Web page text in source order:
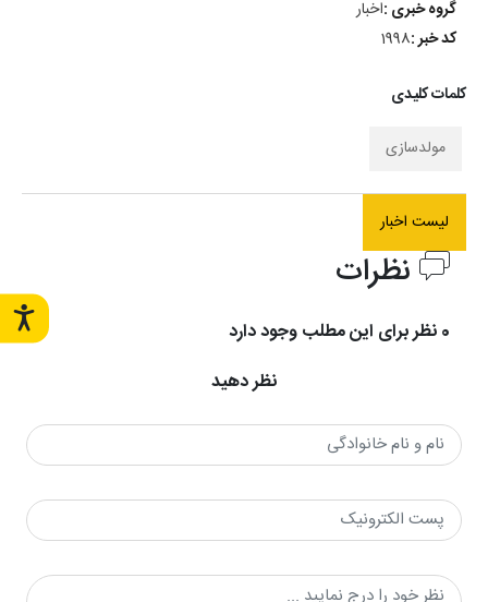
گروه خبری :اخبار
کد خبر :1998
کلمات کلیدی
مولدسازی
لیست اخبار
نظرات
0 نظر برای این مطلب وجود دارد
نظر دهید